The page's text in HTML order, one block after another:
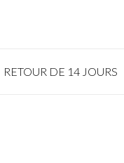
RETOUR DE 14 JOURS